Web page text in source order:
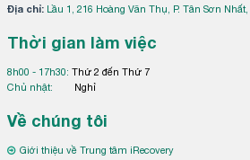
Địa chỉ: Lầu 1, 216 Hoàng Văn Thụ, P. Tân Sơn Nhất,
Thời gian làm việc
8h00 - 17h30: Thứ 2 đến Thứ 7
Chủ nhật:
Nghỉ
Về chúng tôi
Giới thiệu về Trung tâm iRecovery